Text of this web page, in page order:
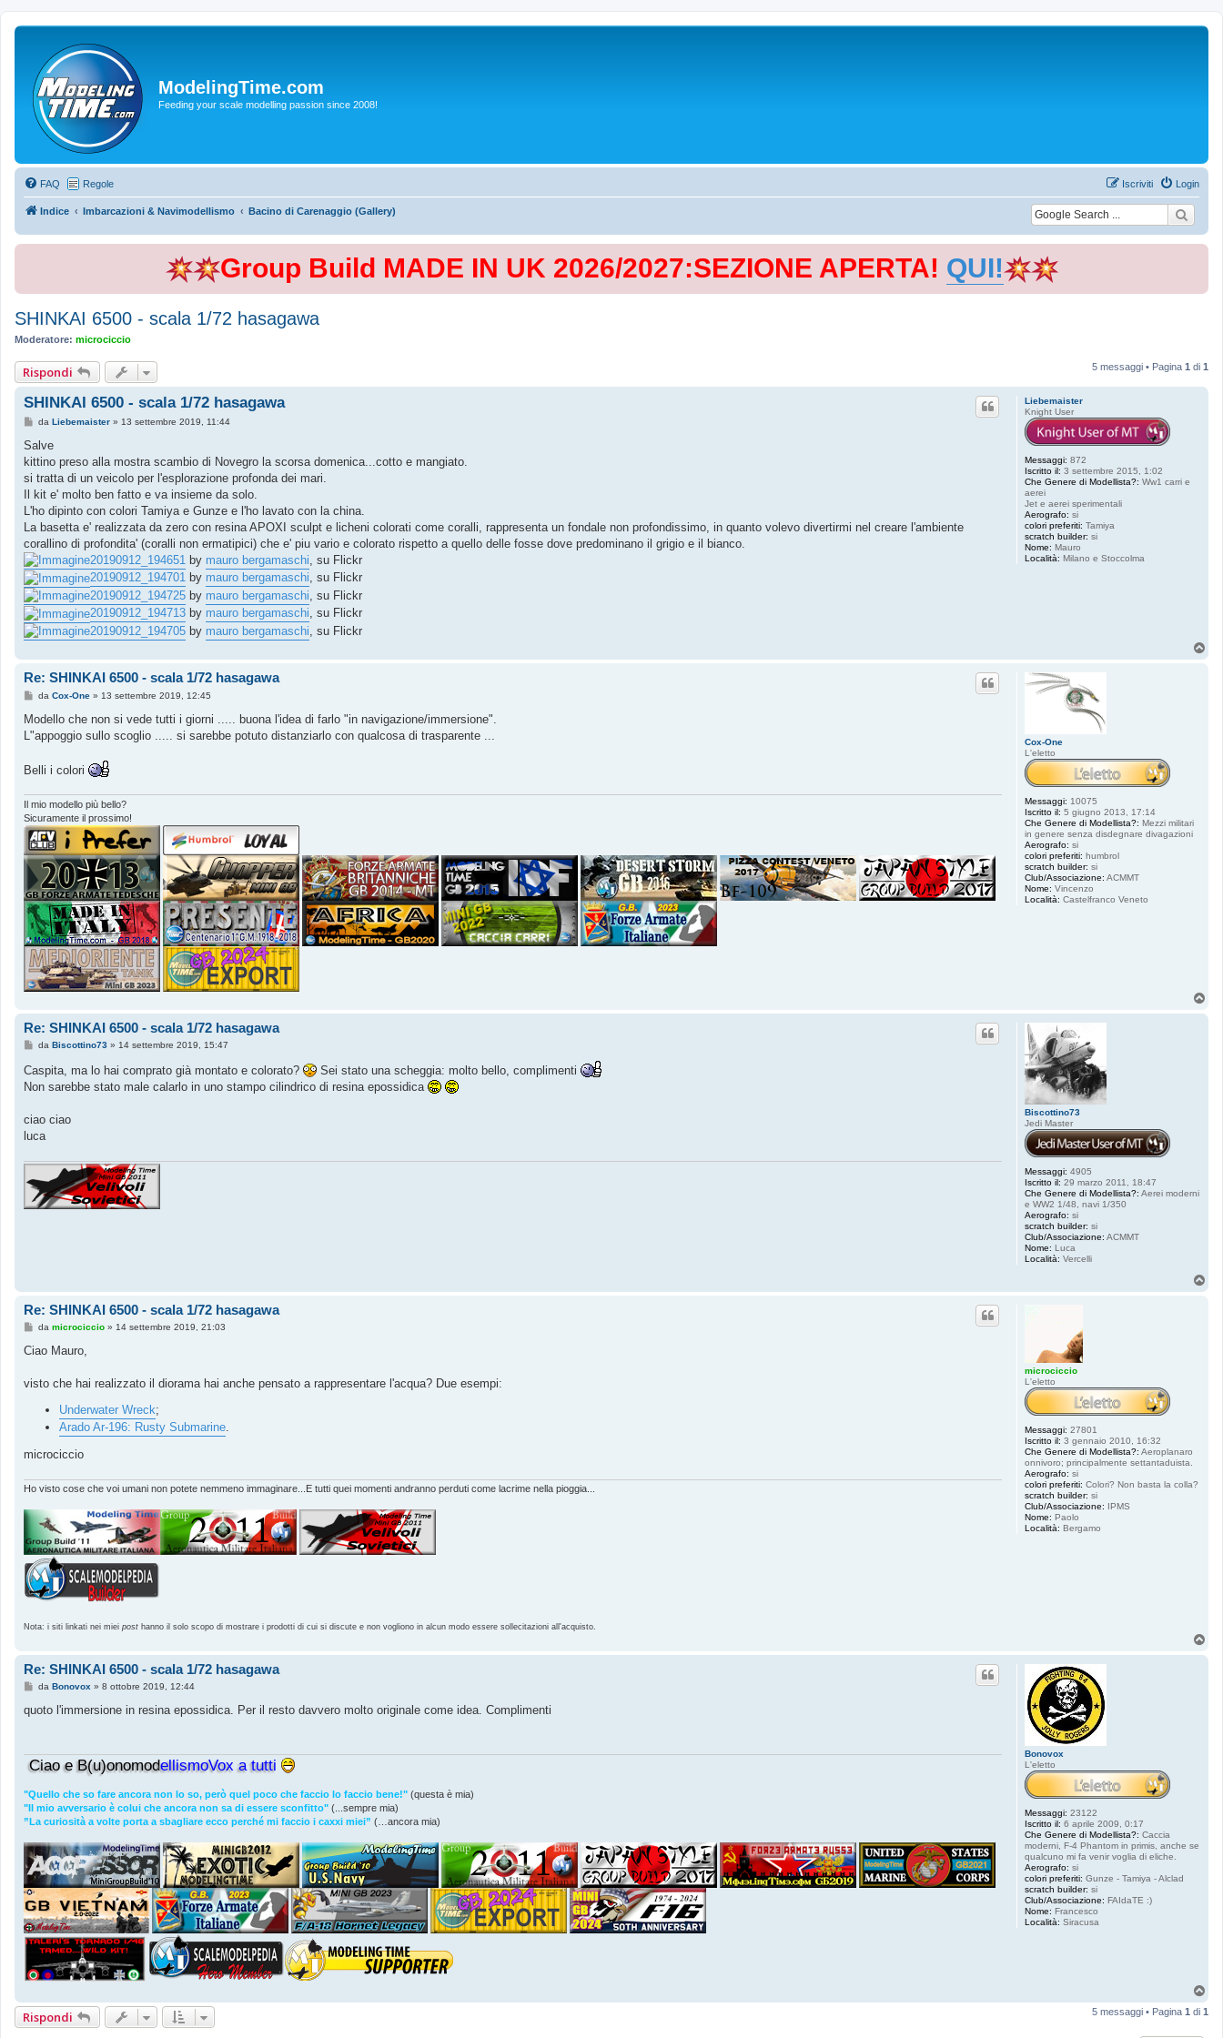
ModelingTime.com
Feeding your scale modelling passion since 2008!
FAQ Regole Login
Iscriviti
Indice Imbarcazioni & Navimodellismo Bacino di Carenaggio (Gallery)
Group Build MADE IN UK 2026/2027:SEZIONE APERTA! QUI!
SHINKAI 6500 - scala 1/72 hasagawa
Moderatore: microciccio
Rispondi 5 messaggi • Pagina 1 di 1
Liebemaister
Knight User
Messaggi: 872
Iscritto il: 3 settembre 2015, 1:02
Che Genere di Modellista?: Ww1 carri e
aerei
Jet e aerei sperimentali
Aerografo: si
colori preferiti: Tamiya
scratch builder: si
Nome: Mauro
Località: Milano e Stoccolma
SHINKAI 6500 - scala 1/72 hasagawa
M
s
a
g
i
o
da Liebemaister» 13 settembre 2019, 11:44
Salve
kittino preso alla mostra scambio di Novegro la scorsa domenica...cotto e mangiato.
si tratta di un veicolo per l'esplorazione profonda dei mari.
Il kit e' molto ben fatto e va insieme da solo.
L'ho dipinto con colori Tamiya e Gunze e l'ho lavato con la china.
La basetta e' realizzata da zero con resina APOXI sculpt e licheni colorati come coralli, rappresenta un fondale non profondissimo, in quanto volevo divertirmi nel creare l'ambiente
corallino di profondita' (coralli non ermatipici) che e' piu vario e colorato rispetto a quello delle fosse dove predominano il grigio e il bianco.
20190912_194651 by mauro bergamaschi , su Flickr
20190912_194701 by mauro bergamaschi, su Flickr
20190912_194725 by mauro bergamaschi , su Flickr
20190912_194713 by mauro bergamaschi, su Flickr
20190912_194705 by mauro bergamaschi , su Flickr
Cox-One
L'eletto
Messaggi: 10075
Iscritto il: 5 giugno 2013, 17:14
Che Genere di Modellista?: Mezzi militari
in genere senza disdegnare divagazioni
Aerografo: si
colori preferiti: humbrol
scratch builder: si
Club/Associazione: ACMMT
Nome: Vincenzo
Località: Castelfranco Veneto
Re: SHINKAI 6500 - scala 1/72 hasagawa
M
s
a
i
da Cox-One» 13 settembre 2019, 12:45
Modello che non si vede tutti i giorni ..... buona l'idea di farlo "in navigazione/immersione".
L"appoggio sullo scoglio ..... si sarebbe potuto distanziarlo con qualcosa di trasparente ...
Belli i colori
Il mio modello più bello?
Sicuramente il prossimo!
Biscottino73
Jedi Master
Messaggi: 4905
Iscritto il: 29 marzo 2011, 18:47
Che Genere di Modellista?: Aerei moderni
e WW2 1/48, navi 1/350
Aerografo: si
scratch builder: si
Club/Associazione: ACMMT
Nome: Luca
Località: Vercelli
Re: SHINKAI 6500 - scala 1/72 hasagawa
M
s
a
i
da Biscottino73» 14 settembre 2019, 15:47
Caspita, ma lo hai comprato già montato e colorato?
Sei stato una scheggia: molto bello, complimenti
Non sarebbe stato male calarlo in uno stampo cilindrico di resina epossidica
ciao ciao
luca
microciccio
L'eletto
Messaggi: 27801
Iscritto il: 3 gennaio 2010, 16:32
Che Genere di Modellista?: Aeroplanaro
onnivoro; principalmente settantaduista.
Aerografo: si
colori preferiti: Colori? Non basta la colla?
scratch builder: si
Club/Associazione: IPMS
Nome: Paolo
Località: Bergamo
Re: SHINKAI 6500 - scala 1/72 hasagawa
M
s
g
da microciccio» 14 settembre 2019, 21:03
Ciao Mauro,
visto che hai realizzato il diorama hai anche pensato a rappresentare l'acqua? Due esempi:
Underwater Wreck;
Arado Ar-196: Rusty Submarine
microciccio
Ho visto cose che voi umani non potete nemmeno immaginare...E tutti quei momenti andranno perduti come lacrime nella pioggia...
Nota: i siti linkati nei miei post hanno il solo scopo di mostrare i prodotti di cui si discute e non vogliono in alcun modo essere sollecitazioni all'acquisto.
Bonovox
L'eletto
Messaggi: 23122
Iscritto il: 6 aprile 2009, 0:17
Che Genere di Modellista?: Caccia
moderni, F-4 Phantom in primis, anche se
qualcuno mi fa venir voglia di eliche.
Aerografo: si
colori preferiti: Gunze - Tamiya - Alclad
scratch builder: si
Club/Associazione: FAIdaTE :)
Nome: Francesco
Località: Siracusa
Re: SHINKAI 6500 - scala 1/72 hasagawa
M
s
i
o
da Bonovox» 8 ottobre 2019, 12:44
quoto l'immersione in resina epossidica. Per il resto davvero molto originale come idea. Complimenti
Ciao e B(u)onomodellismoVox a tutti
"Quello che so fare ancora non lo so, però quel poco che faccio lo faccio bene!" (questa è mia)
"Il mio avversario è colui che ancora non sa di essere sconfitto" (...sempre mia)
”La curiosità a volte porta a sbagliare ecco perché mi faccio i caxxi miei” (…ancora mia)
p
Rispondi 5 messaggi • Pagina 1 di 1